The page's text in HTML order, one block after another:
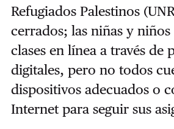
Refugiados Palestinos
cerrados; las niñas y
clases en línea a través de
digitales, pero no todos
dispositivos adecuados o
Internet para seguir sus